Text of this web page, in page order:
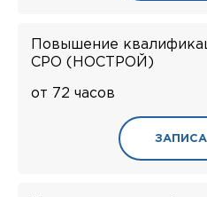
Повышение
СРО (НОСТРОЙ)
от 72 часов